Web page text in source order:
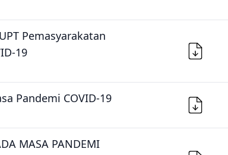
Pemasyarakatan
19
Pandemi COVID-19
MASA PANDEMI